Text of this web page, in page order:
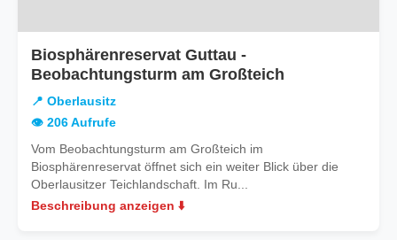
Biosphärenreservat Guttau -
Beobachtungsturm am Großteich
📍 Oberlausitz
👁️ 206 Aufrufe
Vom Beobachtungsturm am Großteich im
Biosphärenreservat öffnet sich ein weiter Blick über die
Oberlausitzer Teichlandschaft. Im Ru...
Beschreibung anzeigen ⬇️